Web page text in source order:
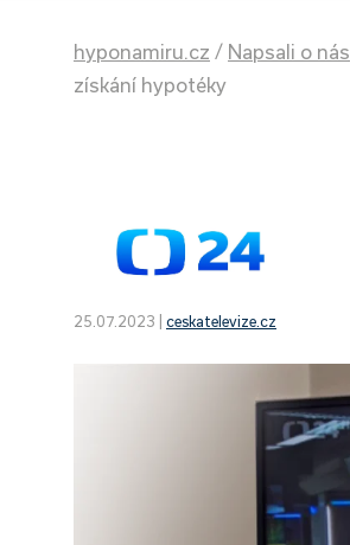
hyponamiru.cz / Napsali o nás
získání hypotéky
25.07.2023 | ceskatelevize.cz